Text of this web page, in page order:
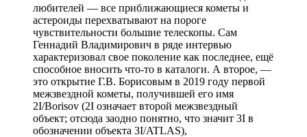
любителей — все приближающиеся кометы и
астероиды перехватывают на пороге
чувствительности большие телескопы. Сам
Геннадий Владимирович в ряде интервью
характеризовал свое поколение как последнее, ещё
способное вносить что-то в каталоги. А второе, —
это открытие Г.В. Борисовым в 2019 году первой
межзвездной кометы, получившей его имя
2I/Borisov (2I означает второй межзвездный
объект; отсюда заодно понятно, что значит 3I в
обозначении объекта 3I/ATLAS),